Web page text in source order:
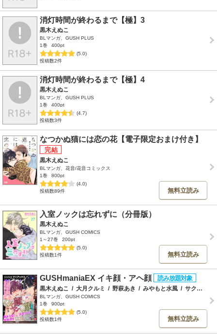
消灯時間が終わるまで【極】3
黒木えぬこ
BLマンガ、GUSH PLUS
1巻
400pt
(5.0)
投稿数2件
消灯時間が終わるまで【極】4
黒木えぬこ
BLマンガ、GUSH PLUS
1巻
400pt
(4.7)
投稿数3件
なつかぬ猫には恋の花【電子限定おまけ付き】
黒木えぬこ
BLマンガ、花音/花音コミックス
1巻
800pt
(4.0)
投稿数89件
無料立読み
入室ノックは忘れずに（分冊版）
黒木えぬこ
BLマンガ、GUSH COMICS
1～27巻
200pt
(5.0)
投稿数1件
無料立読み
GUSHmaniaEX イキ顔・アヘ顔
黒木えぬこ / 大月クルミ / 野萩あき / みやもと水風 / サクラジャム
BLマンガ、GUSH COMICS
1巻
900pt
(5.0)
投稿数1件
無料立読み